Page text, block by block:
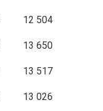
12 504
13 650
13 517
13 026